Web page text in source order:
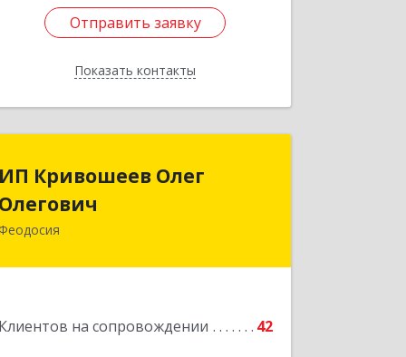
Отправить заявку
Показать контакты
Отправить заявку
Назад
ИП Кривошеев Олег
Олегович
Клиентов на сопровождении 42
Олегович